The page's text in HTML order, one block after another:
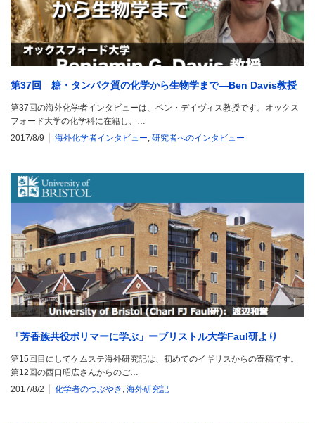
第37回 糖・タンパク質の化学から生物学まで―Ben Davis教授
第37回の海外化学者インタビューは、ベン・デイヴィス教授です。オックス
フォード大学の化学科に在籍し、…
2017/8/9
海外化学者インタビュー 研究者へのインタビュー
「芳香族共役ポリマーに学ぶ」ーブリストル大学Faul研より
第15回目にしてケムステ海外研究記は、初めてのイギリスからの寄稿です。
第12回の西口昭広さんからのご…
2017/8/2
化学者のつぶやき 海外研究記